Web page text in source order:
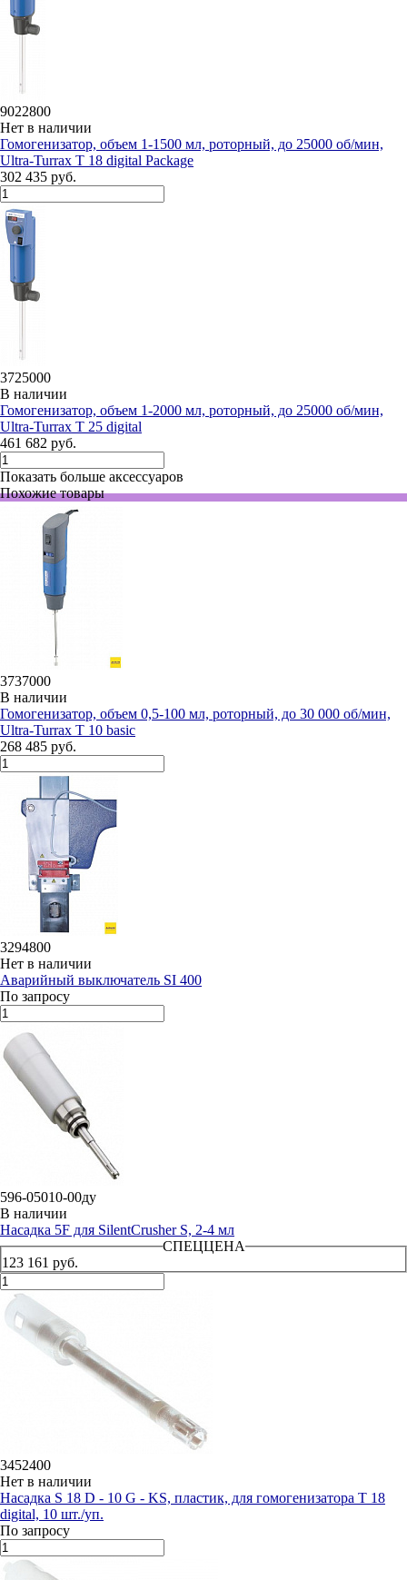
9022800
Нет в наличии
Гомогенизатор, объем 1-1500 мл, роторный, до 25000 об/мин,
Ultra-Turrax T 18 digital Package
302 435 руб.
3725000
В наличии
Гомогенизатор, объем 1-2000 мл, роторный, до 25000 об/мин,
Ultra-Turrax T 25 digital
461 682 руб.
Показать больше аксессуаров
Похожие товары
3737000
В наличии
Гомогенизатор, объем 0,5-100 мл, роторный, до 30 000 об/мин,
Ultra-Turrax T 10 basic
268 485 руб.
3294800
Нет в наличии
Аварийный выключатель SI 400
По запросу
596-05010-00ду
В наличии
Насадка 5F для SilentCrusher S, 2-4 мл
СПЕЦЦЕНА
123 161 руб.
3452400
Нет в наличии
Насадка S 18 D - 10 G - KS, пластик, для гомогенизатора T 18
digital, 10 шт./уп.
По запросу